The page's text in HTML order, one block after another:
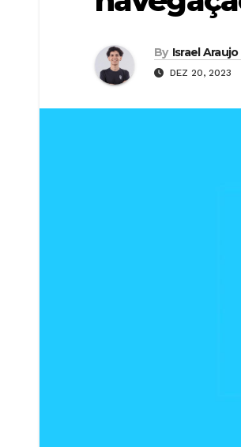
By Israel Araujo
DEZ 20, 2023